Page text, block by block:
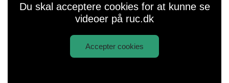
Du skal acceptere cookies for at kunne se
videoer på ruc.dk
Accepter cookies